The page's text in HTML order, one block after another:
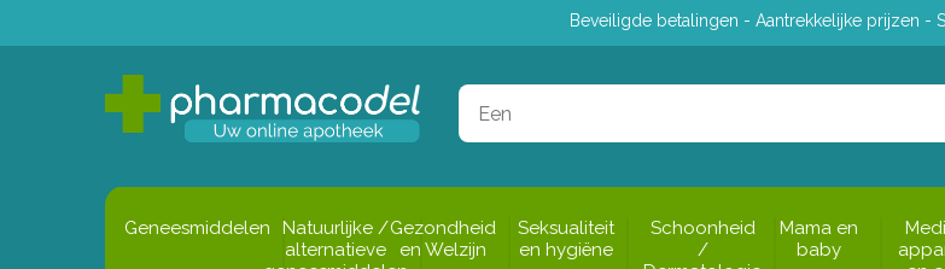
Beveiligde betalingen - Aantrekkelijke prijzen -
Geneesmiddelen
Natuurlijke /
alternatieve
Gezondheid
en Welzijn
Seksualiteit
en hygiëne
Schoonheid
/
Mama en
baby